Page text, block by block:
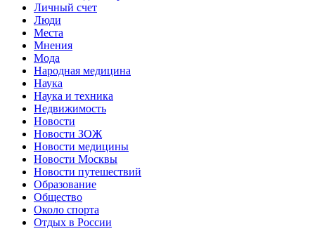
Личный счет
Люди
Места
Мнения
Мода
Народная медицина
Наука
Наука и техника
Недвижимость
Новости
Новости ЗОЖ
Новости медицины
Новости Москвы
Новости путешествий
Образование
Общество
Около спорта
Отдых в России